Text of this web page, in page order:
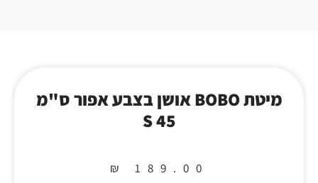
מיטת BOBO אושן בצבע אפור ס"מ
45 S
₪ 189.00